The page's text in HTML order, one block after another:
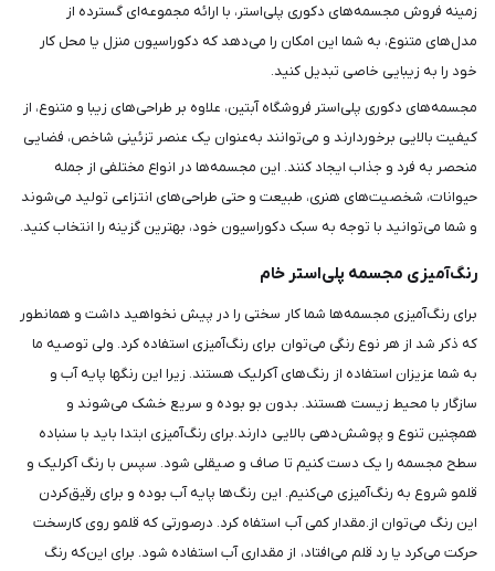
زمینه فروش مجسمه‌های دکوری پلی‌استر، با ارائه مجموعه‌ای گسترده از
مدل‌های متنوع، به شما این امکان را می‌دهد که دکوراسیون منزل یا محل کار
خود را به زیبایی خاصی تبدیل کنید.
مجسمه‌های دکوری پلی‌استر فروشگاه آبتین، علاوه بر طراحی‌های زیبا و متنوع، از
کیفیت بالایی برخوردارند و می‌توانند به‌عنوان یک عنصر تزئینی شاخص، فضایی
منحصر به فرد و جذاب ایجاد کنند. این مجسمه‌ها در انواع مختلفی از جمله
حیوانات، شخصیت‌های هنری، طبیعت و حتی طراحی‌های انتزاعی تولید می‌شوند
و شما می‌توانید با توجه به سبک دکوراسیون خود، بهترین گزینه را انتخاب کنید.
رنگ‌آمیزی مجسمه پلی‌استر خام
برای رنگ‌آمیزی مجسمه‌ها شما کار سختی را در پیش نخواهید داشت و همانطور
که ذکر شد از هر نوع رنگی می‌توان برای رنگ‌آمیزی استفاده کرد. ولی توصیه ما
به شما عزیزان استفاده از رنگ‌های آکرلیک هستند. زیرا این رنگ‎ها پایه آب و
سازگار با محیط ‌زیست هستند. بدون بو بوده و سریع خشک می‌شوند و
همچنین تنوع و پوشش‌دهی بالایی دارند.برای رنگ‌آمیزی ابتدا باید با سنباده
سطح مجسمه را یک دست کنیم تا صاف و صیقلی شود. سپس با رنگ آکرلیک و
قلمو شروع به رنگ‌آمیزی می‌کنیم. این رنگ‌ها پایه آب بوده و برای رقیق‌کردن
این رنگ می‌توان از.مقدار کمی آب استفاه کرد. درصورتی که قلمو روی کارسخت
حرکت می‌کرد یا رد قلم می‌افتاد، از مقداری آب استفاده شود. برای این‌که رنگ